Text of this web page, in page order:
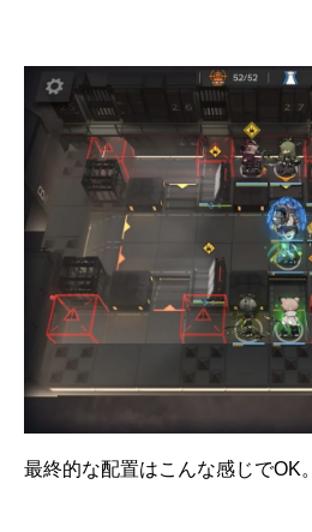
最終的な配置はこんな感じでOK。